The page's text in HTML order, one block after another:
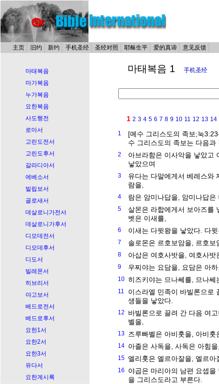
主页 旧约 新约 手机圣经 圣经对照 耶稣生平 爱的真谛 意见反馈
마태복음
마가복음
누가복음
요한복음
사도행전
로마서
고린도전서
고린도후서
갈라디아서
에베소서
빌립보서
골로새서
데살로니가전서
데살로니가후서
디모데전서
디모데후서
디도서
빌레몬서
히브리서
야고보서
베드로전서
베드로후서
요한1서
요한2서
요한3서
유다서
요한계시록
마태복음 1 手机圣经
1 2 3 4 5 6 7 8 9 10 11 12 13 14
1
[예수 그리스도의 족보;눅
수 그리스도의 족보는 다음과
2
아브라함은 이사악을 낳았고
낳았으며
3
유다는 다말에게서 베레스와
람을,
4 람은 암미나답을, 암미나답
5
살몬은 라합에게서 보아즈를
벳은 이새를,
6 이새는 다윗왕을 낳았다. 다
7 솔로몬은 르호보암을, 르호
8 아삽은 여호사밧을, 여호사
9 우찌야는 요담을, 요담은 아
10 히즈키야는 므나쎄를, 므나
11
이스라엘 민족이 바빌론으로
생들을 낳았다.
12
바빌론으로 끌려 간 다음 여
벨을,
13 즈루빠벨은 아비훗을, 아비
14 아졸은 사독을, 사독은 아힘
15 엘리훗은 엘르아잘을, 엘르
16
야곱은 마리아의 남편 요셉
을 그리스도라고 부른다.